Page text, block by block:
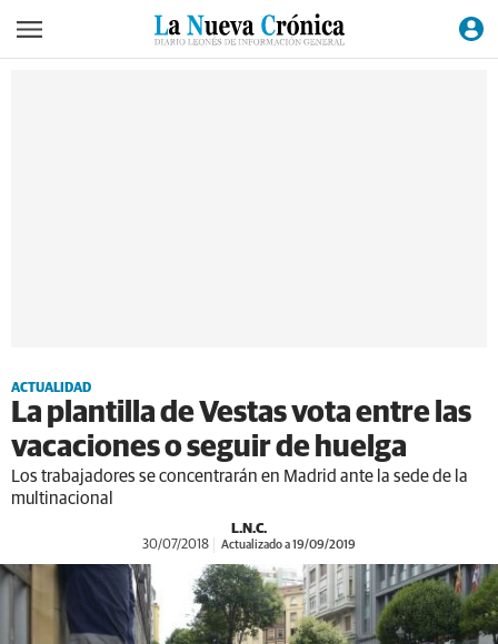
ACTUALIDAD
La plantilla de Vestas vota entre las
vacaciones o seguir de huelga
Los trabajadores se concentrarán en Madrid ante la sede de la
multinacional
L.N.C.
30/07/2018 Actualizado a 19/09/2019